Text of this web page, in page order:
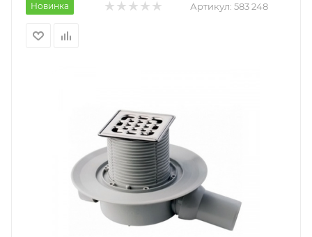
Новинка Артикул: 583 248